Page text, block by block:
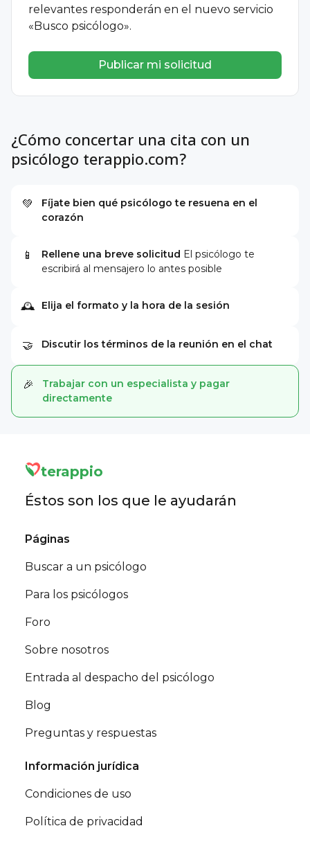
relevantes responderán en el nuevo servicio
«Busco psicólogo».
Publicar mi solicitud
¿Cómo concertar una cita con un
psicólogo terappio.com?
💚
Fíjate bien qué psicólogo te resuena en el
corazón
📱 Rellene una breve solicitud El psicólogo te
escribirá al mensajero lo antes posible
🕰 Elija el formato y la hora de la sesión
🤝 Discutir los términos de la reunión en el chat
🎉
Trabajar con un especialista y pagar
directamente
terappio
Éstos son los que le ayudarán
Páginas
Buscar a un psicólogo
Para los psicólogos
Foro
Sobre nosotros
Entrada al despacho del psicólogo
Blog
Preguntas y respuestas
Información jurídica
Condiciones de uso
Política de privacidad